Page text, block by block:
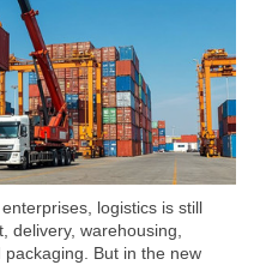
logistics is still
delivery, warehousing,
But in the new